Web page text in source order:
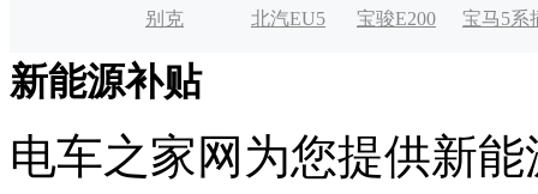
制造厂
别克
VELITE
北汽EU5 宝骏E200 宝马5系
新能源补贴
电车之家网为您提供新